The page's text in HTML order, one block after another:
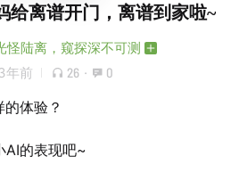
给离谱开门，离谱到家啦~
怪陆离，窥探深不可测
年前 26 · 0
体验？
AI的表现吧~